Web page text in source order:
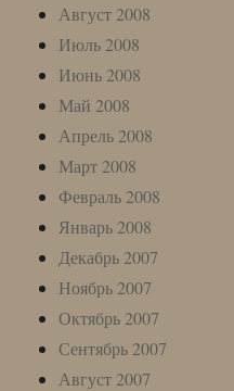
Август 2008
Июль 2008
Июнь 2008
Май 2008
Апрель 2008
Март 2008
Февраль 2008
Январь 2008
Декабрь 2007
Ноябрь 2007
Октябрь 2007
Сентябрь 2007
Август 2007